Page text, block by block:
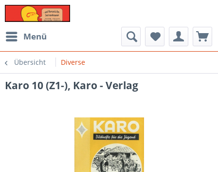
Menü
Übersicht Diverse
Karo 10 (Z1-), Karo - Verlag